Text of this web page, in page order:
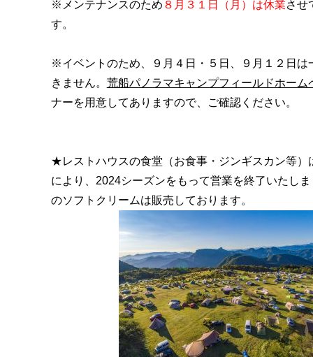
※メンテナンスのため ８月３１日（月）は休業させ
す。
※イベントのため、９月４日・５日、９月１２日は
きません。 荒船パノラマキャンプフィールドホーム
ナーを用意してありますので、ご確認ください。
★レストハウスの食堂（お食事・ジンギスカン等）
により、2024シーズンをもって営業を終了いたし
のソフトクリームは販売しております。